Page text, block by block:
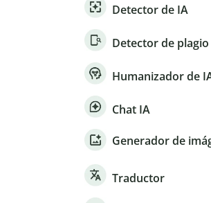
Detector de IA
Detector de plagio
Humanizador de
Chat IA
Generador de
Traductor